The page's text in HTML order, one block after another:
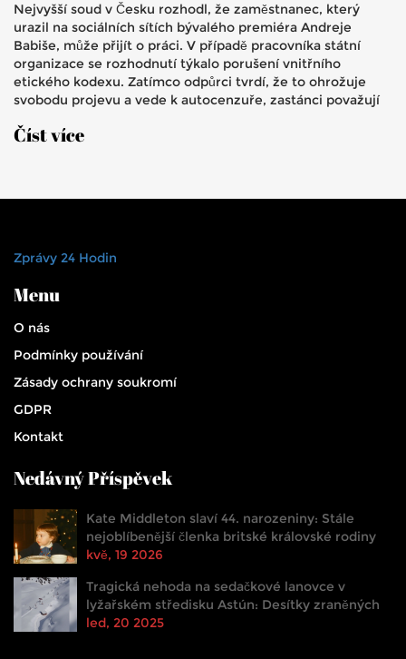
Nejvyšší soud v Česku rozhodl, že zaměstnanec, který
urazil na sociálních sítích bývalého premiéra Andreje
Babiše, může přijít o práci. V případě pracovníka státní
organizace se rozhodnutí týkalo porušení vnitřního
etického kodexu. Zatímco odpůrci tvrdí, že to ohrožuje
svobodu projevu a vede k autocenzuře, zastánci považují
profesionalitu.
Číst více
Zprávy 24 Hodin
Menu
O nás
Podmínky používání
Zásady ochrany soukromí
GDPR
Kontakt
Nedávný Příspěvek
Kate Middleton slaví 44. narozeniny: Stále
nejoblíbenější členka britské královské rodiny
kvě, 19 2026
Tragická nehoda na sedačkové lanovce v
lyžařském středisku Astún: Desítky zraněných
led, 20 2025